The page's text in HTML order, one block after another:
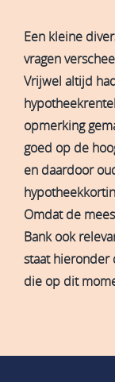
Een kleine
vragen
Vrijwel altijd
opmerking
goed op de
en daardoor
Omdat de
Bank ook
staat hieronder
die op dit